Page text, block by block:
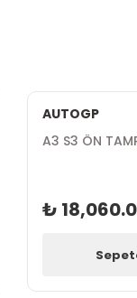
AUTOGP
A3 S3 ÖN
₺